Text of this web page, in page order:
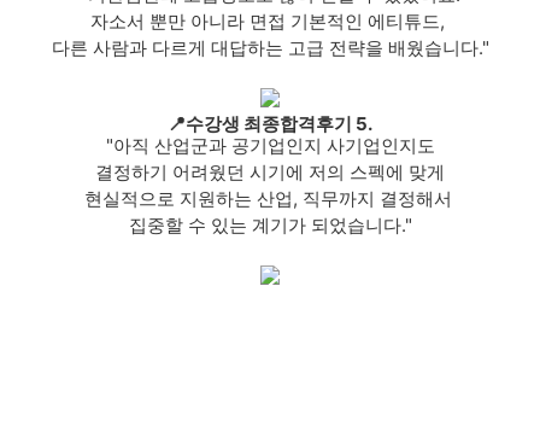
자소서 뿐만 아니라 면접 기본적인 에티튜드,
다른 사람과 다르게 대답하는 고급 전략을 배웠습니다."
📍수강생 최종합격후기 5.
"아직 산업군과 공기업인지 사기업인지도
결정하기 어려웠던 시기에 저의 스펙에 맞게
현실적으로 지원하는 산업, 직무까지 결정해서
집중할 수 있는 계기가 되었습니다."